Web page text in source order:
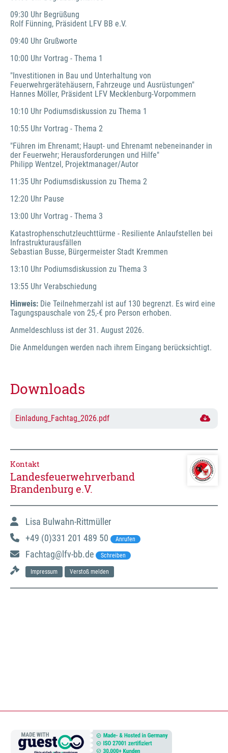
09:30 Uhr Begrüßung
Rolf Fünning, Präsident LFV BB e.V.
09:40 Uhr Grußworte
10:00 Uhr Vortrag - Thema 1
"Investitionen in Bau und Unterhaltung von
Feuerwehrgerätehäusern, Fahrzeuge und Ausrüstungen"
Hannes Möller, Präsident LFV Mecklenburg-Vorpommern
10:10 Uhr Podiumsdiskussion zu Thema 1
10:55 Uhr Vortrag - Thema 2
"Führen im Ehrenamt; Haupt- und Ehrenamt nebeneinander in
der Feuerwehr; Herausforderungen und Hilfe"
Philipp Wentzel, Projektmanager/Autor
11:35 Uhr Podiumsdiskussion zu Thema 2
12:20 Uhr Pause
13:00 Uhr Vortrag - Thema 3
Katastrophenschutzleuchttürme - Resiliente Anlaufstellen bei
Infrastrukturausfällen
Sebastian Busse, Bürgermeister Stadt Kremmen
13:10 Uhr Podiumsdiskussion zu Thema 3
13:55 Uhr Verabschiedung
Hinweis: Die Teilnehmerzahl ist auf 130 begrenzt. Es wird eine
Tagungspauschale von 25,-€ pro Person erhoben.
Anmeldeschluss ist der 31. August 2026.
Die Anmeldungen werden nach ihrem Eingang berücksichtigt.
Downloads
Einladung_Fachtag_2026.pdf
Kontakt
Landesfeuerwehrverband
Brandenburg e.V.
Lisa Bulwahn-Rittmüller
+49 (0)331 201 489 50
Anrufen
Fachtag@lfv-bb.de Schreiben
Impressum Verstoß melden